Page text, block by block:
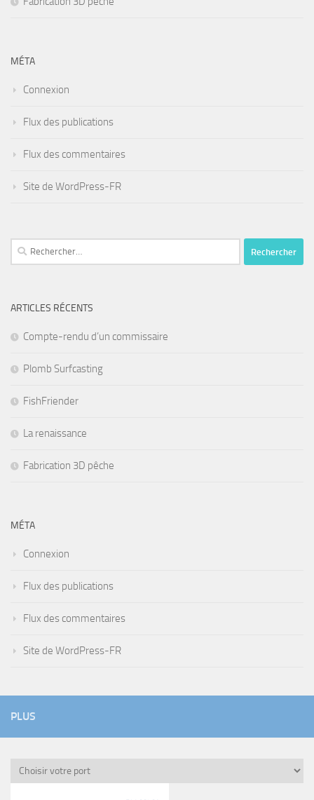
MÉTA
Connexion
Flux des publications
Flux des commentaires
Site de WordPress-FR
Rechercher :
ARTICLES RÉCENTS
Compte-rendu d’un commissaire
Plomb Surfcasting
FishFriender
La renaissance
Fabrication 3D pêche
MÉTA
Connexion
Flux des publications
Flux des commentaires
Site de WordPress-FR
PLUS